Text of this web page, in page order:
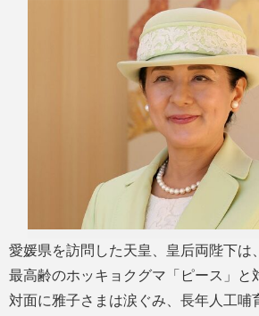
愛媛県を訪問した天皇、皇后両陛下は
最高齢のホッキョクグマ「ピース」と
対面に雅子さまは涙ぐみ、長年人工哺